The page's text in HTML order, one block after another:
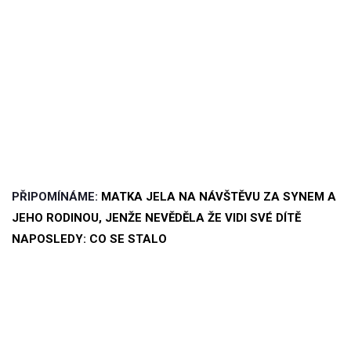
PŘIPOMÍNÁME: MATKA JELA NA NÁVŠTĚVU ZA SYNEM A
JEHO RODINOU, JENŽE NEVĚDĚLA ŽE VIDI SVÉ DÍTĚ
NAPOSLEDY: CO SE STALO